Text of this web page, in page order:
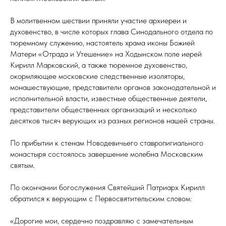
В молитвенном шествии приняли участие архиереи и
духовенство, в числе которых глава Синодального отдела по
тюремному служению, настоятель храма иконы Божией
Матери «Отрада и Утешение» на Ходынском поле иерей
Кирилл Марковский, а также тюремное духовенство,
окормляющее московские следственные изоляторы,
монашествующие, представители органов законодательной и
исполнительной власти, известные общественные деятели,
представители общественных организаций и несколько
десятков тысяч верующих из разных регионов нашей страны.
По прибытии к стенам Новодевичьего ставропигиального
монастыря состоялось завершение молебна Московским
святым.
По окончании богослужения Святейший Патриарх Кирилл
обратился к верующим с Первосвятительским словом:
«Дорогие мои, сердечно поздравляю с замечательным